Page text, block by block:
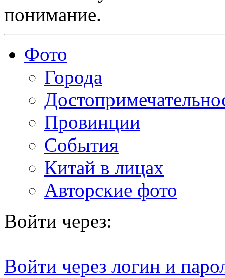
понимание.
Фото
Города
Провинции
События
Китай в лицах
Авторские фото
Войти через:
Войти через логин и